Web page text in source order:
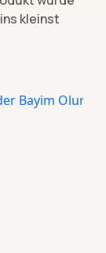
kleinst